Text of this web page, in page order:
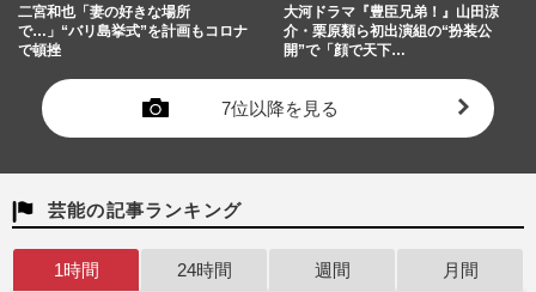
二宮和也「妻の好きな場所
で…」“バリ島挙式”を計画もコロナ
で頓挫
大河ドラマ『豊臣兄弟！』山田涼
介・栗原類ら初出演組の“扮装公
開”で「顔で天下…
7位以降を見る
芸能の記事ランキング
1時間 24時間 週間 月間